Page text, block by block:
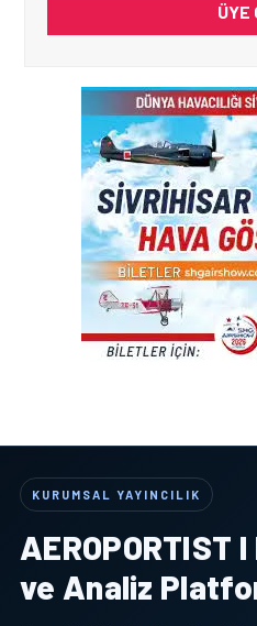
ÜYE
KURUMSAL YAYINCILIK
AEROPORTIST
ve Analiz